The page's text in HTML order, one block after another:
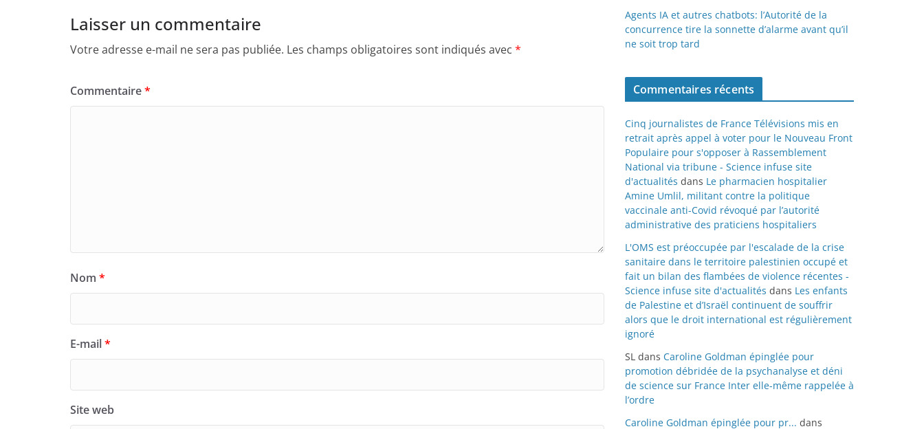
Laisser un commentaire
Votre adresse e-mail ne sera pas publiée. Les champs obligatoires sont indiqués avec *
Commentaire*
Nom *
E-mail*
Site web
Agents IA et autres chatbots: l’Autorité de la
concurrence tire la sonnette d’alarme avant qu’il
ne soit trop tard
Commentaires récents
Cinq journalistes de France Télévisions mis en
retrait après appel à voter pour le Nouveau Front
Populaire pour s'opposer à Rassemblement
National via tribune - Science infuse site
d'actualités dans Le pharmacien hospitalier
Amine Umlil, militant contre la politique
vaccinale anti-Covid révoqué par l’autorité
administrative des praticiens hospitaliers
L'OMS est préoccupée par l'escalade de la crise
sanitaire dans le territoire palestinien occupé et
fait un bilan des flambées de violence récentes -
Science infuse site d'actualités dans Les enfants
de Palestine et d’Israël continuent de souffrir
alors que le droit international est régulièrement
ignoré
SL dans Caroline Goldman épinglée pour
promotion débridée de la psychanalyse et déni
de science sur France Inter elle-même rappelée à
l’ordre
Caroline Goldman épinglée pour pr... dans